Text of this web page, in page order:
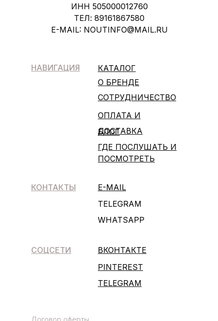
ИНН 505000012760
ТЕЛ: 89161867580
E-MAIL: NOUTINFO@MAIL.RU
КАТАЛОГ
НАВИГАЦИЯ
КОНТАКТЫ
СОЦСЕТИ
ОПЛАТА И
ДОСТАВКА
СОТРУДНИЧЕСТВО
О БРЕНДЕ
БЛОГ
E-MAIL
TELEGRAM
TELEGRAM
WHATSAPP
ВКОНТАКТЕ
PINTEREST
Договор оферты
ГДЕ ПОСЛУШАТЬ И
ПОСМОТРЕТЬ